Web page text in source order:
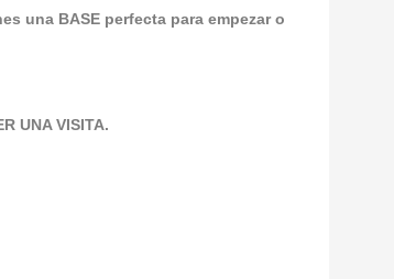
una BASE perfecta para empezar o
UNA VISITA.